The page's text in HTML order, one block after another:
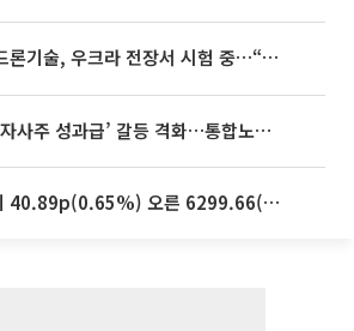
술, 우크라 전장서 시험 중…“스타트업 여러 곳 참여”
SK하이닉스 ‘자사주 성과급’ 갈등 격화…통합노조 출범 움직임
40.89p(0.65%) 오른 6299.66(마감)